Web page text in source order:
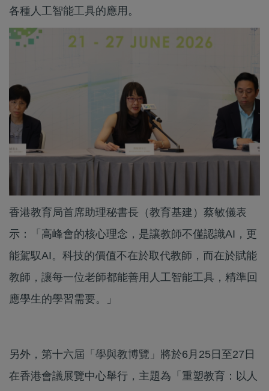
各種人工智能工具的應用。
香港教育局首席助理秘書長（教育基建）蔡敏儀表
示：「高峰會的核心理念，是讓教師不僅認識AI，更
能駕馭AI。科技的價值不在於取代教師，而在於賦能
教師，讓每一位老師都能善用人工智能工具，精準回
應學生的學習需要。」
另外，第十六屆「學與教博覽」將於6月25日至27日
在香港會議展覽中心舉行，主題為「重塑教育：以人